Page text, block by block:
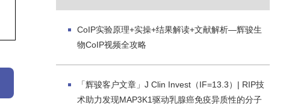
CoIP实验原理+实操+结果解读+文献解析—辉骏生
物CoIP视频全攻略
「辉骏客户文章」J Clin Invest（IF=13.3）| RIP技
术助力发现MAP3K1驱动乳腺癌免疫异质性的分子